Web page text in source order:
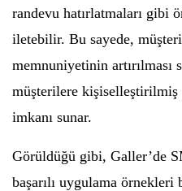
randevu hatırlatmaları
iletebilir. Bu sayede,
memnuniyetinin artırılması
müşterilere kişiselleştirilmiş
imkanı sunar.
Görüldüğü gibi, Galler’de
başarılı uygulama örnekleri